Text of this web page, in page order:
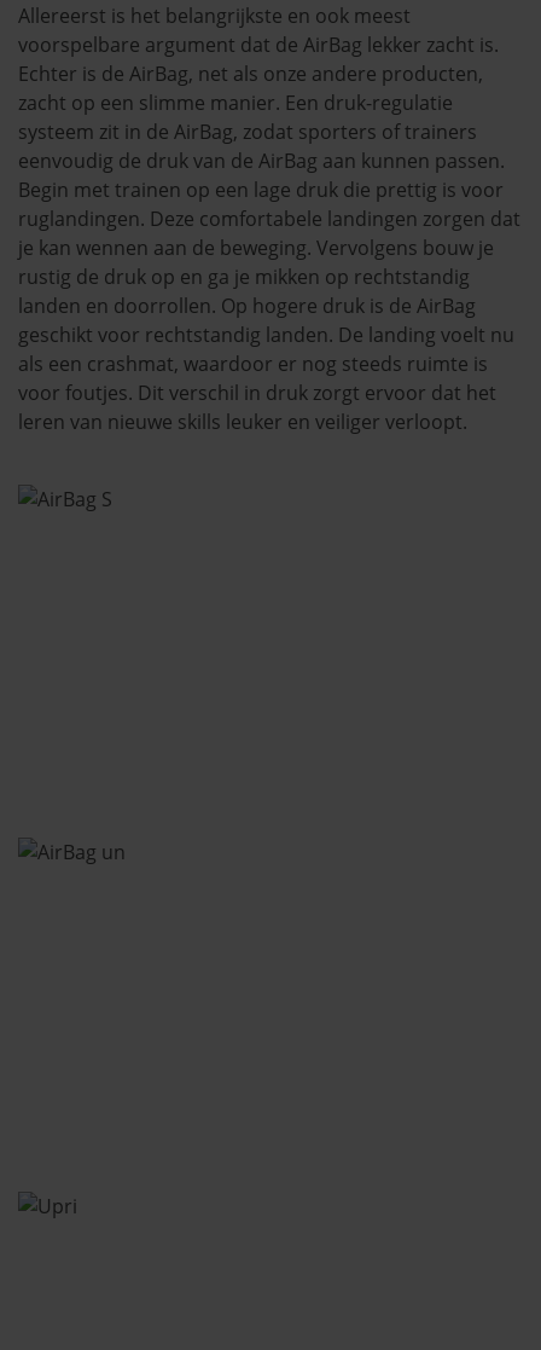
Allereerst is het belangrijkste en ook meest
voorspelbare argument dat de AirBag lekker zacht is.
Echter is de AirBag, net als onze andere producten,
zacht op een slimme manier. Een druk-regulatie
systeem zit in de AirBag, zodat sporters of trainers
eenvoudig de druk van de AirBag aan kunnen passen.
Begin met trainen op een lage druk die prettig is voor
ruglandingen. Deze comfortabele landingen zorgen dat
je kan wennen aan de beweging. Vervolgens bouw je
rustig de druk op en ga je mikken op rechtstandig
landen en doorrollen. Op hogere druk is de AirBag
geschikt voor rechtstandig landen. De landing voelt nu
als een crashmat, waardoor er nog steeds ruimte is
voor foutjes. Dit verschil in druk zorgt ervoor dat het
leren van nieuwe skills leuker en veiliger verloopt.